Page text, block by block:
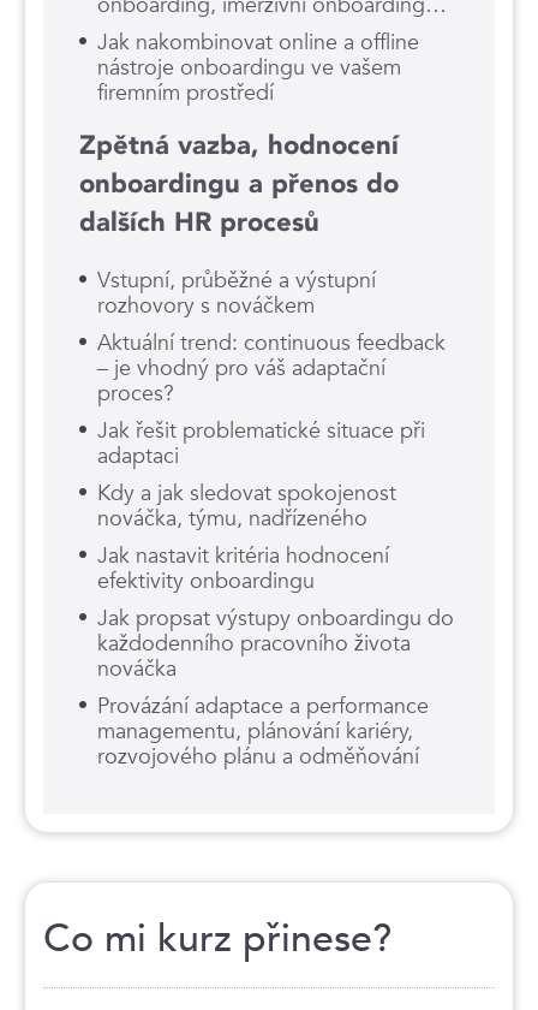
Jak nakombinovat online a offline
nástroje onboardingu ve vašem
firemním prostředí
Zpětná vazba, hodnocení
onboardingu a přenos do
dalších HR procesů
Vstupní, průběžné a výstupní
rozhovory s nováčkem
Aktuální trend: continuous feedback
– je vhodný pro váš adaptační
proces?
Jak řešit problematické situace při
adaptaci
Kdy a jak sledovat spokojenost
nováčka, týmu, nadřízeného
Jak nastavit kritéria hodnocení
efektivity onboardingu
Jak propsat výstupy onboardingu do
každodenního pracovního života
nováčka
Provázání adaptace a performance
managementu, plánování kariéry,
rozvojového plánu a odměňování
Co mi kurz přinese?